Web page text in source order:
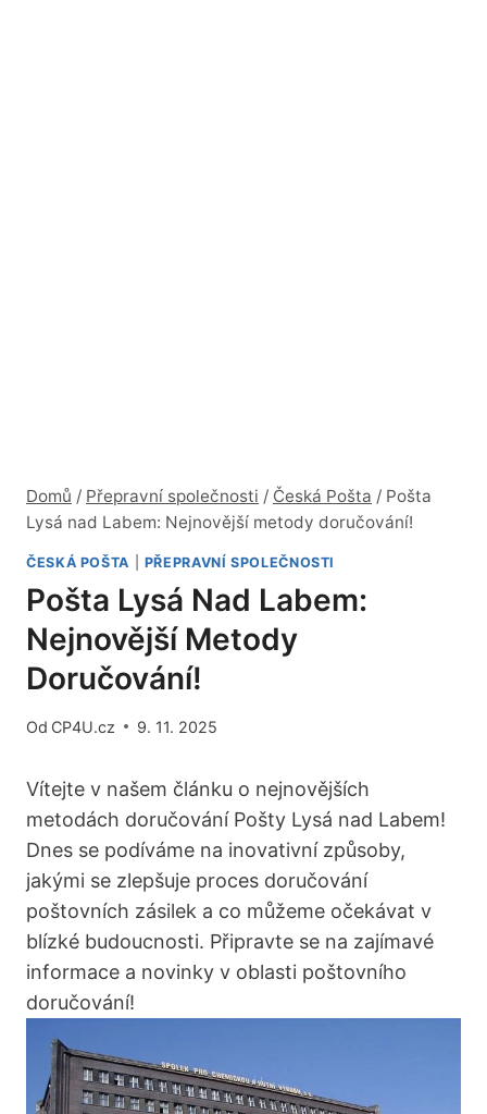
Domů / Přepravní společnosti / Česká Pošta / Pošta
Lysá nad Labem: Nejnovější metody doručování!
ČESKÁ POŠTA PŘEPRAVNÍ SPOLEČNOSTI
Pošta Lysá Nad Labem:
Nejnovější Metody
Doručování!
Od CP4U.cz 9. 11. 2025
Vítejte v našem článku o nejnovějších
metodách doručování Pošty Lysá nad Labem!
Dnes se podíváme na inovativní způsoby,
jakými se zlepšuje proces doručování
poštovních zásilek a co můžeme očekávat v
blízké budoucnosti. Připravte se na zajímavé
informace a novinky v oblasti poštovního
doručování!